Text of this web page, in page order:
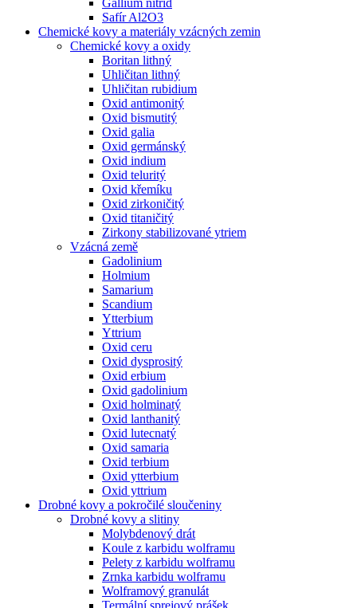
Gallium nitrid
Safír Al2O3
Chemické kovy a materiály vzácných zemin
Chemické kovy a oxidy
Boritan lithný
Uhličitan lithný
Uhličitan rubidium
Oxid antimonitý
Oxid bismutitý
Oxid galia
Oxid germánský
Oxid indium
Oxid teluritý
Oxid křemíku
Oxid zirkoničitý
Oxid titaničitý
Zirkony stabilizované ytriem
Vzácná země
Gadolinium
Holmium
Samarium
Scandium
Ytterbium
Yttrium
Oxid ceru
Oxid dysprositý
Oxid erbium
Oxid gadolinium
Oxid holminatý
Oxid lanthanitý
Oxid lutecnatý
Oxid samaria
Oxid terbium
Oxid ytterbium
Oxid yttrium
Drobné kovy a pokročilé sloučeniny
Drobné kovy a slitiny
Molybdenový drát
Koule z karbidu wolframu
Pelety z karbidu wolframu
Zrnka karbidu wolframu
Wolframový granulát
Termální sprejový prášek